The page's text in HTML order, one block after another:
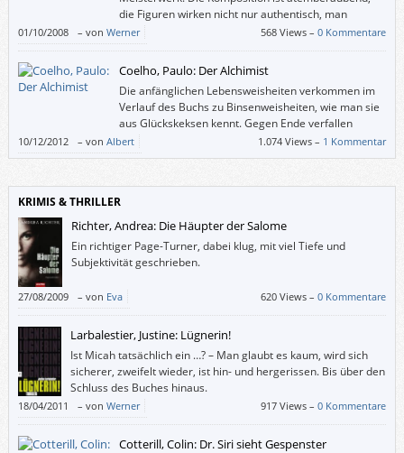
die Figuren wirken nicht nur authentisch, man
erkennt sie auch in sich und anderen wieder.
01/10/2008 – von Werner 568 Views –0 Kommentare
Coelho, Paulo: Der Alchimist
Die anfänglichen Lebensweisheiten verkommen im
Verlauf des Buchs zu Binsenweisheiten, wie man sie
aus Glückskeksen kennt. Gegen Ende verfallen
schließlich alle Beteiligten in einen erschreckenden
Esoterik-Rausch und man fragt sich, ob sie bunte Frösche gelutscht
10/12/2012 – von Albert 1.074 Views – 1 Kommentar
KRIMIS & THRILLER
Richter, Andrea: Die Häupter der Salome
Ein richtiger Page-Turner, dabei klug, mit viel Tiefe und
Subjektivität geschrieben.
27/08/2009 – von Eva 620 Views –0 Kommentare
Larbalestier, Justine: Lügnerin!
Ist Micah tatsächlich ein …? – Man glaubt es kaum, wird sich
sicherer, zweifelt wieder, ist hin- und hergerissen. Bis über den
Schluss des Buches hinaus.
18/04/2011 – von Werner 917 Views –0 Kommentare
Cotterill, Colin: Dr. Siri sieht Gespenster